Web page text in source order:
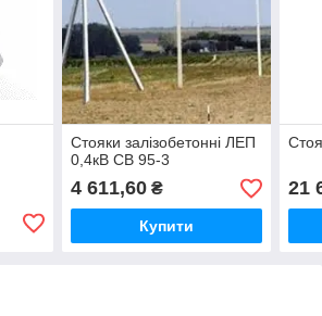
Стояки залізобетонні ЛЕП
0,4кВ СВ 95-3
4 611,60₴
Купити
21